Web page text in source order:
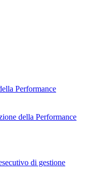
Performance
della Performance
di gestione